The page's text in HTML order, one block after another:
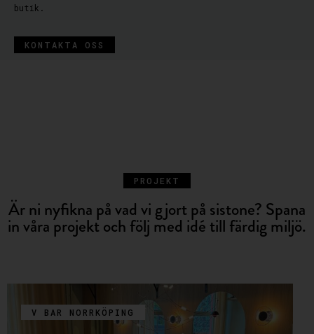
butik.
KONTAKTA OSS
PROJEKT
Är ni nyfikna på vad vi gjort på sistone? Spana
in våra projekt och följ med idé till färdig miljö.
V BAR NORRKÖPING